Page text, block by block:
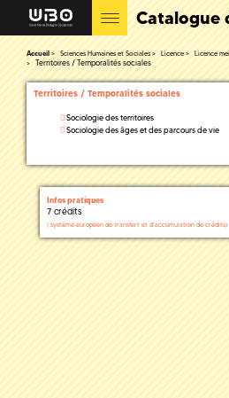
Catalogue
Accueil Sciences Humaines et Sociales Licence Licence
Territoires / Temporalités sociales
Territoires / Temporalités sociales
Sociologie des territoires
Sociologie des âges et des parcours de vie
Infos pratiques
7 crédits
( système européen de transfert et d'accumulation de crédits)